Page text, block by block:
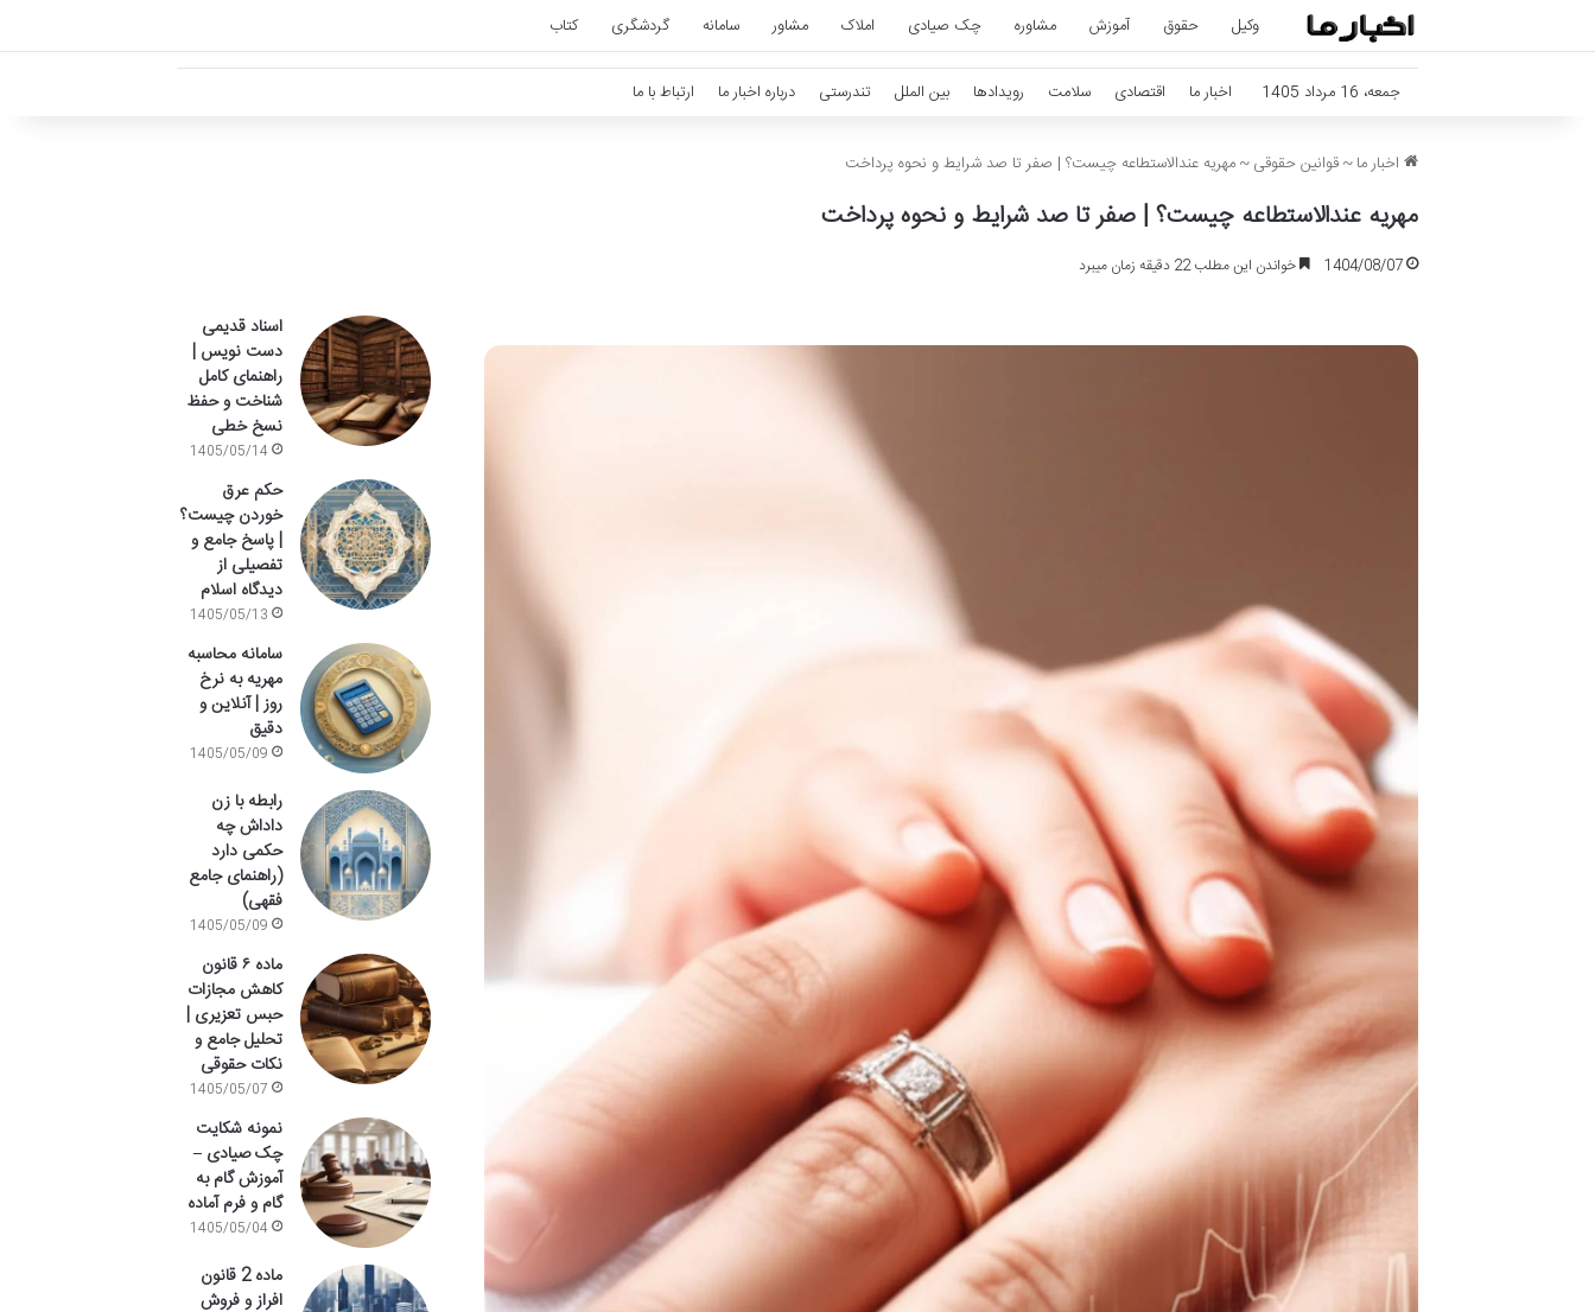
وکیل حقوق آموزش مشاوره چک صیادی املاک مشاور سامانه گردشگری کتاب
جمعه، 16 مرداد 1405 اخبار ما اقتصادی سلامت رویدادها بین الملل تندرستی درباره اخبار ما ارتباط با ما
اخبار ما ~ قوانین حقوقی ~ مهریه عندالاستطاعه چیست؟ | صفر تا صد شرایط و نحوه پرداخت
مهریه عندالاستطاعه چیست؟ | صفر تا صد شرایط و نحوه پرداخت
1404/08/07 خواندن این مطلب 22 دقیقه زمان میبرد
اسناد قدیمی
دست نویس |
راهنمای کامل
شناخت و حفظ
نسخ خطی
1405/05/14
حکم عرق
خوردن چیست؟
| پاسخ جامع و
تفصیلی از
دیدگاه اسلام
1405/05/13
سامانه محاسبه
مهریه به نرخ
روز | آنلاین و
دقیق
1405/05/09
رابطه با زن
داداش چه
حکمی دارد
(راهنمای جامع
فقهی)
1405/05/09
ماده ۶ قانون
کاهش مجازات
حبس تعزیری |
تحلیل جامع و
نکات حقوقی
1405/05/07
نمونه شکایت
چک صیادی –
آموزش گام به
گام و فرم آماده
1405/05/04
ماده 2 قانون
افراز و فروش